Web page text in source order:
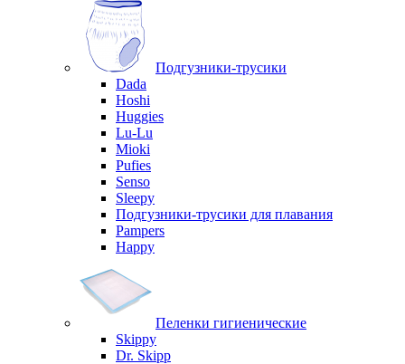
Подгузники-трусики
Dada
Hoshi
Huggies
Lu-Lu
Mioki
Pufies
Senso
Sleepy
Подгузники-трусики для плавания
Pampers
Happy
Пеленки гигиенические
Skippy
Dr. Skipp